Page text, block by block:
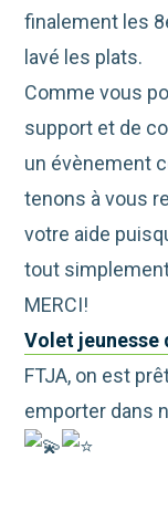
finalement les
lavé les plats.
Comme vous
support et de
un évènement
tenons à vous
votre aide
tout
MERCI!
Volet jeunesse
FTJA, on est
emporter dans